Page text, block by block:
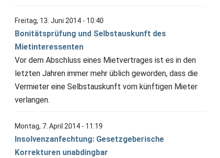
Freitag, 13. Juni 2014 - 10:40
Bonitätsprüfung und Selbstauskunft des
Mietinteressenten
Vor dem Abschluss eines Mietvertrages ist es in den
letzten Jahren immer mehr üblich geworden, dass die
Vermieter eine Selbstauskunft vom künftigen Mieter
verlangen.
Montag, 7. April 2014 - 11:19
Insolvenzanfechtung: Gesetzgeberische
Korrekturen unabdingbar